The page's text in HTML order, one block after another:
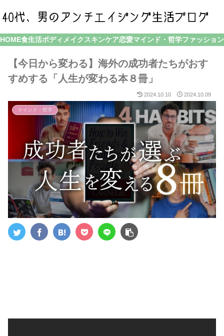
HOME食生活ボディメイク スキンケア恋愛マインド・哲学ファッション
【今日から変わる】海外の成功者たちがおす
すめする「人生が変わる本８冊」
2024.10.10 2024.10.09
マインド・哲学